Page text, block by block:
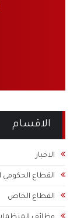
الاقسام
الاخبار
القطاع الحكومي
القطاع الخاص